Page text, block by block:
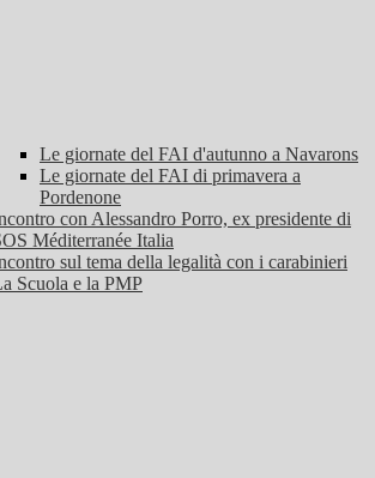
Le giornate del FAI d'autunno a Navarons
Le giornate del FAI di primavera a
Pordenone
con Alessandro Porro, ex presidente di
Méditerranée Italia
sul tema della legalità con i carabinieri
Scuola e la PMP